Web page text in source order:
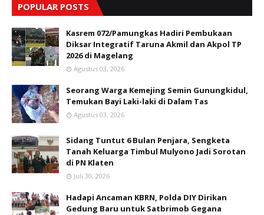
POPULAR POSTS
Kasrem 072/Pamungkas Hadiri Pembukaan
Diksar Integratif Taruna Akmil dan Akpol TP
2026 di Magelang
Agustus 03, 2026
Seorang Warga Kemejing Semin Gunungkidul,
Temukan Bayi Laki-laki di Dalam Tas
Agustus 03, 2026
Sidang Tuntut 6 Bulan Penjara, Sengketa
Tanah Keluarga Timbul Mulyono Jadi Sorotan
di PN Klaten
Juli 30, 2026
Hadapi Ancaman KBRN, Polda DIY Dirikan
Gedung Baru untuk Satbrimob Gegana